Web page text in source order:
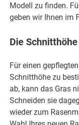
Modell zu finden.
geben wir Ihnen im
Die
Für einen
Schnitthöhe zu
ab, kann das Gras
Schneiden sie
wieder zum